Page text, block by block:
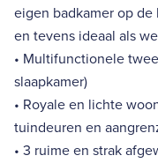
eigen badkamer op
en tevens ideaal als
• Multifunctionele
slaapkamer)
• Royale en lichte
tuindeuren en
• 3 ruime en strak